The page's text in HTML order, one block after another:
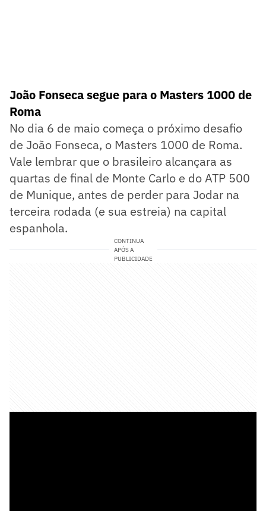
João Fonseca segue para o Masters 1000 de
Roma
No dia 6 de maio começa o próximo desafio
de João Fonseca, o Masters 1000 de Roma.
Vale lembrar que o brasileiro alcançara as
quartas de final de Monte Carlo e do ATP 500
de Munique, antes de perder para Jodar na
terceira rodada (e sua estreia) na capital
espanhola.
CONTINUA
APÓS A
PUBLICIDADE